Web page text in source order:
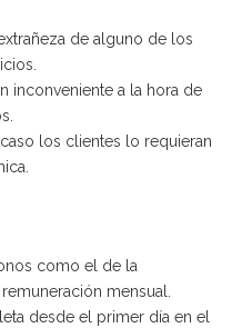
de alguno de los
inconveniente a la hora de
los clientes lo requieran
como el de la
mensual.
desde el primer día en el